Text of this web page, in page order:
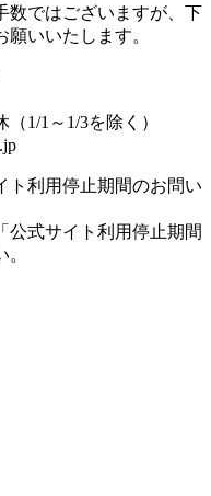
数ではございますが、下
いいたします。
1/1～1/3を除く）
利用停止期間のお問い
式サイト利用停止期間